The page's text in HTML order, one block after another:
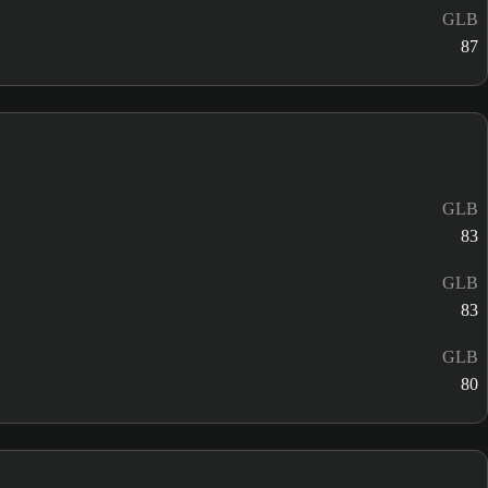
GLB
87
GLB
83
GLB
83
GLB
80